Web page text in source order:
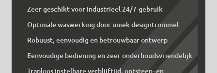
Zeer geschikt voor industrieel 24/7-gebruik
Optimale waswerking door uniek designtrommel
Robuust, eenvoudig en betrouwbaar ontwerp
Eenvoudige bediening en zeer onderhoudsvriendelijk
Traploos instelbare verblijftijd, ontsteen- en